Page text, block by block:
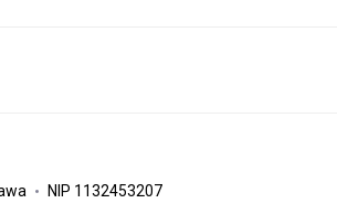
NIP 1132453207